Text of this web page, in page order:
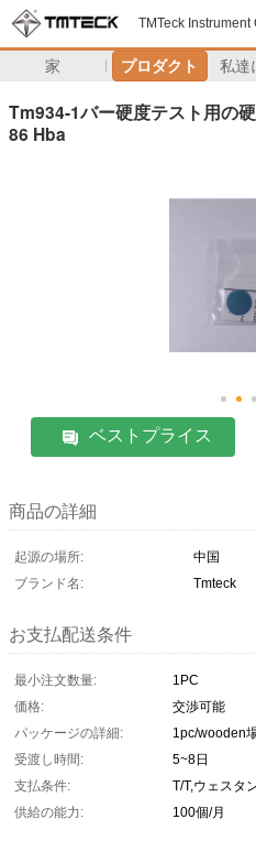
TMTeck Instrument
家 プロダクト 私達
Tm934-1バー硬度テスト用の
86 Hba
ベストプライス
商品の詳細
起源の場所:
中国
ブランド名:
Tmteck
お支払配送条件
最小注文数量:
1PC
価格:
交渉可能
パッケージの詳細:
1pc/wooden
受渡し時間:
5~8日
支払条件:
T/T,ウェスタ
供給の能力:
100個/月